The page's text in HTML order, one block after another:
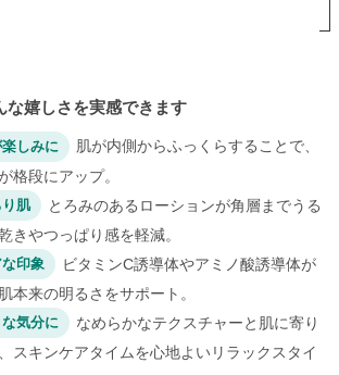
な嬉しさを実感できます
しみに
肌が内側からふっくらすることで、
格段にアップ。
肌
とろみのあるローションが角層までうる
きやつっぱり感を軽減。
印象
ビタミンC誘導体やアミノ酸誘導体が
本来の明るさをサポート。
気分に
なめらかなテクスチャーと肌に寄り
スキンケアタイムを心地よいリラックスタイ